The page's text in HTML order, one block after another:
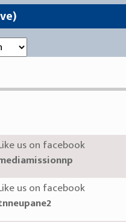
us on facebook
us on facebook